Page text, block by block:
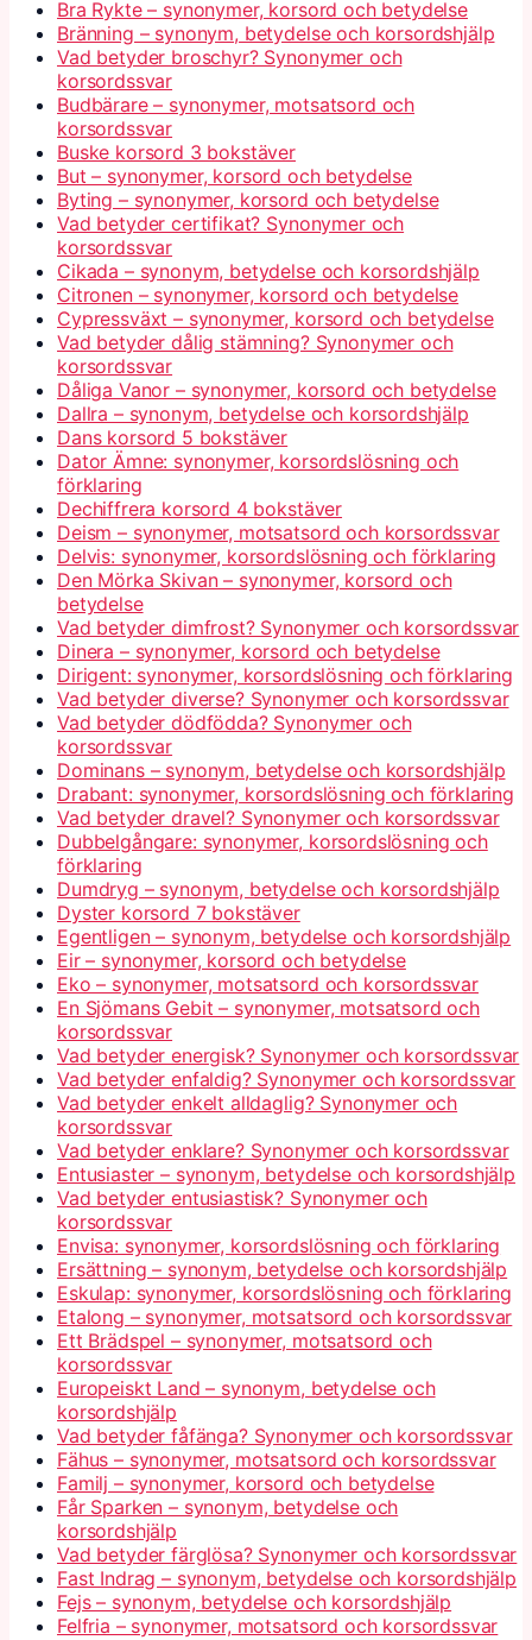
Bra Rykte – synonymer, korsord och betydelse
Bränning – synonym, betydelse och korsordshjälp
Vad betyder broschyr? Synonymer och
korsordssvar
Budbärare – synonymer, motsatsord och
korsordssvar
Buske korsord 3 bokstäver
But – synonymer, korsord och betydelse
Byting – synonymer, korsord och betydelse
Vad betyder certifikat? Synonymer och
korsordssvar
Cikada – synonym, betydelse och korsordshjälp
Citronen – synonymer, korsord och betydelse
Cypressväxt – synonymer, korsord och betydelse
Vad betyder dålig stämning? Synonymer och
korsordssvar
Dåliga Vanor – synonymer, korsord och betydelse
Dallra – synonym, betydelse och korsordshjälp
Dans korsord 5 bokstäver
Dator Ämne: synonymer, korsordslösning och
förklaring
Dechiffrera korsord 4 bokstäver
Deism – synonymer, motsatsord och korsordssvar
Delvis: synonymer, korsordslösning och förklaring
Den Mörka Skivan – synonymer, korsord och
betydelse
Vad betyder dimfrost? Synonymer och korsordssvar
Dinera – synonymer, korsord och betydelse
Dirigent: synonymer, korsordslösning och förklaring
Vad betyder diverse? Synonymer och korsordssvar
Vad betyder dödfödda? Synonymer och
korsordssvar
Dominans – synonym, betydelse och korsordshjälp
Drabant: synonymer, korsordslösning och förklaring
Vad betyder dravel? Synonymer och korsordssvar
Dubbelgångare: synonymer, korsordslösning och
förklaring
Dumdryg – synonym, betydelse och korsordshjälp
Dyster korsord 7 bokstäver
Egentligen – synonym, betydelse och korsordshjälp
Eir – synonymer, korsord och betydelse
Eko – synonymer, motsatsord och korsordssvar
En Sjömans Gebit – synonymer, motsatsord och
korsordssvar
Vad betyder energisk? Synonymer och korsordssvar
Vad betyder enfaldig? Synonymer och korsordssvar
Vad betyder enkelt alldaglig? Synonymer och
korsordssvar
Vad betyder enklare? Synonymer och korsordssvar
Entusiaster – synonym, betydelse och korsordshjälp
Vad betyder entusiastisk? Synonymer och
korsordssvar
Envisa: synonymer, korsordslösning och förklaring
Ersättning – synonym, betydelse och korsordshjälp
Eskulap: synonymer, korsordslösning och förklaring
Etalong – synonymer, motsatsord och korsordssvar
Ett Brädspel – synonymer, motsatsord och
korsordssvar
Europeiskt Land – synonym, betydelse och
korsordshjälp
Vad betyder fåfänga? Synonymer och korsordssvar
Fähus – synonymer, motsatsord och korsordssvar
Familj – synonymer, korsord och betydelse
Får Sparken – synonym, betydelse och
korsordshjälp
Vad betyder färglösa? Synonymer och korsordssvar
Fast Indrag – synonym, betydelse och korsordshjälp
Fejs – synonym, betydelse och korsordshjälp
Felfria – synonymer, motsatsord och korsordssvar